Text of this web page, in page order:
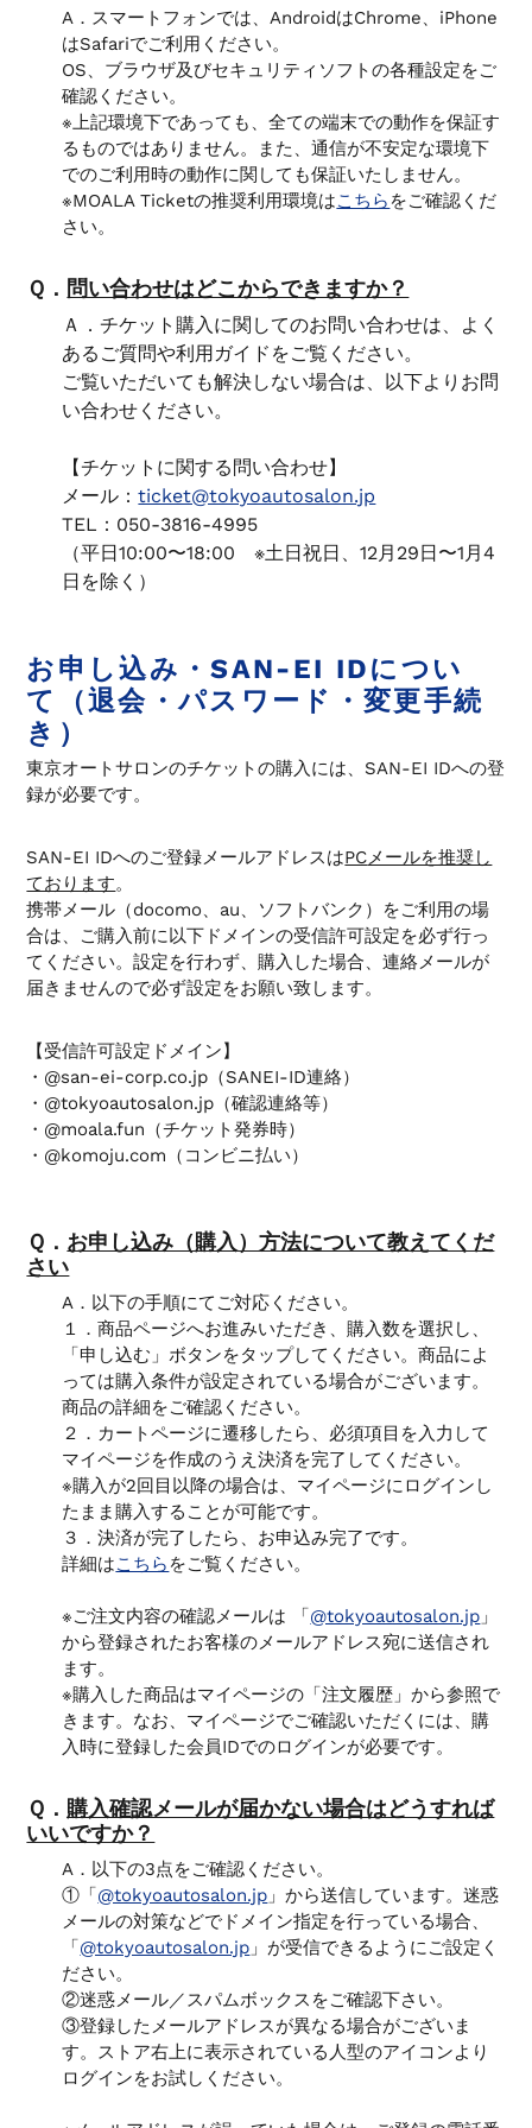
A． スマートフォンでは、AndroidはChrome、iPhone
はSafariでご利用ください。
OS、ブラウザ及びセキュリティソフトの各種設定をご
確認ください。
※上記環境下であっても、全ての端末での動作を保証す
るものではありません。また、通信が不安定な環境下
でのご利用時の動作に関しても保証いたしません。
※MOALA Ticketの推奨利用環境はこちら をご確認くだ
さい。
Ｑ． 問い合わせはどこからできますか？
Ａ．チケット購入に関してのお問い合わせは、よく
あるご質問や利用ガイドをご覧ください。
ご覧いただいても解決しない場合は、以下よりお問
い合わせください。
【チケットに関する問い合わせ】
メール：ticket@tokyoautosalon.jp
TEL ： 050-3816-4995
（平日10:00〜18:00 ※土日祝日、12月29日〜1月4
日を除く）
お申し込み・SAN-EI IDについ
て（退会・パスワード・変更手続
き）
東京オートサロンのチケットの購入には、SAN-EI IDへの登
録が必要です。
SAN-EI IDへのご登録メールアドレスはPCメールを推奨し
ております。
携帯メール（docomo、au、ソフトバンク）をご利用の場
合は、ご購入前に以下ドメインの受信許可設定を必ず行っ
てください。設定を行わず、購入した場合、連絡メールが
届きませんので必ず設定をお願い致します。
【受信許可設定ドメイン】
・@san-ei-corp.co.jp（SANEI-ID連絡）
・@tokyoautosalon.jp （確認連絡等）
・@moala.fun（チケット発券時）
・@komoju.com（コンビニ払い）
Ｑ． お申し込み（購入）方法について教えてくだ
さい
A． 以下の手順にてご対応ください。
１．商品ページへお進みいただき、購入数を選択し、
「申し込む」ボタンをタップしてください。商品によ
っては購入条件が設定されている場合がございます。
商品の詳細をご確認ください。
２．カートページに遷移したら、必須項目を入力して
マイページを作成のうえ決済を完了してください。
※購入が2回目以降の場合は、マイページにログインし
たまま購入することが可能です。
３．決済が完了したら、お申込み完了です。
詳細はこちら をご覧ください。
※ご注文内容の確認メールは 「@tokyoautosalon.jp 」
から登録されたお客様のメールアドレス宛に送信され
ます。
※購入した商品はマイページの「注文履歴」から参照で
きます。なお、マイページでご確認いただくには、購
入時に登録した会員IDでのログインが必要です。
Ｑ． 購入確認メールが届かない場合はどうすれば
いいですか？
A． 以下の3点をご確認ください。
① 「 @tokyoautosalon.jp 」から送信しています。迷惑
メールの対策などでドメイン指定を行っている場合、
「 @tokyoautosalon.jp 」が受信できるようにご設定く
ださい。
②迷惑メール／スパムボックスをご確認下さい。
③登録したメールアドレスが異なる場合がございま
す。ストア右上に表示されている人型のアイコンより
ログインをお試しください。